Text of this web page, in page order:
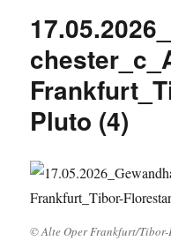
Pluto (4)
© Alte Oper Frankfurt/